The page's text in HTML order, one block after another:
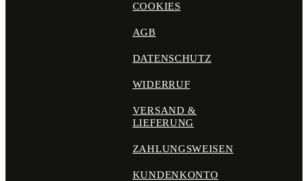
COOKIES
AGB
DATENSCHUTZ
WIDERRUF
VERSAND &
LIEFERUNG
ZAHLUNGSWEISEN
KUNDENKONTO